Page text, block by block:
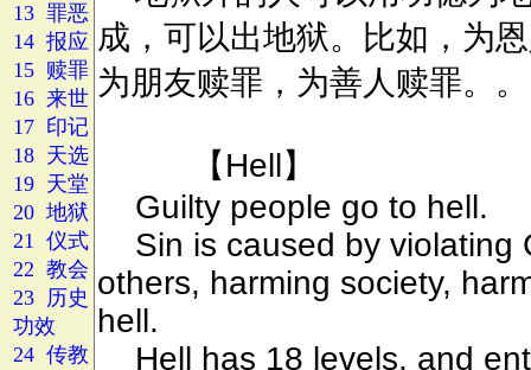
13 罪恶
14 报应
15 赎罪
16 来世
17 印记
18 天选
19 天堂
20 地狱
21 仪式
22 教会
23 历史
功效
24 传教